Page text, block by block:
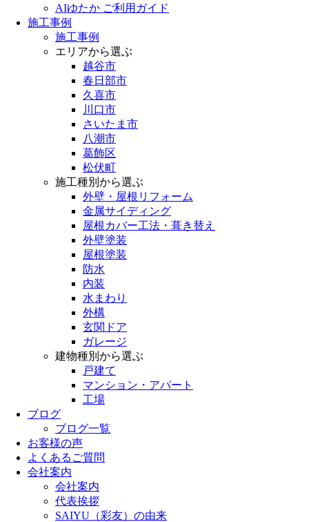
AIゆたか ご利用ガイド
施工事例
施工事例
エリアから選ぶ
越谷市
春日部市
久喜市
川口市
さいたま市
八潮市
葛飾区
松伏町
施工種別から選ぶ
外壁・屋根リフォーム
金属サイディング
屋根カバー工法・葺き替え
外壁塗装
屋根塗装
防水
内装
水まわり
外構
玄関ドア
ガレージ
建物種別から選ぶ
戸建て
マンション・アパート
工場
ブログ
ブログ一覧
お客様の声
よくあるご質問
会社案内
会社案内
代表挨拶
SAIYU（彩友）の由来